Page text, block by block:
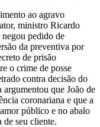
ao agravo
ministro Ricardo
pedido de
da preventiva por
de prisão
o crime de posse
contra decisão do
que João de
coronariana e que a
público e no abalo
de seu cliente.